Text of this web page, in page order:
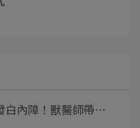
白內障！獸醫師帶⋯